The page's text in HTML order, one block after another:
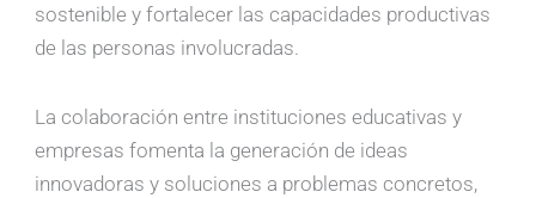
sostenible y fortalecer las capacidades productivas
de las personas involucradas.
La colaboración entre instituciones educativas y
empresas fomenta la generación de ideas
innovadoras y soluciones a problemas concretos,